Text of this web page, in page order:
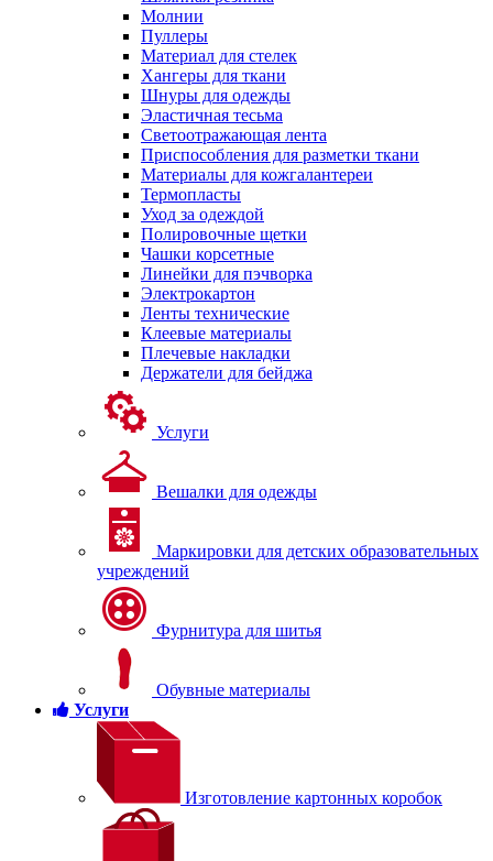
Молнии
Пуллеры
Материал для стелек
Хангеры для ткани
Шнуры для одежды
Эластичная тесьма
Светоотражающая лента
Приспособления для разметки ткани
Материалы для кожгалантереи
Термопласты
Уход за одеждой
Полировочные щетки
Чашки корсетные
Линейки для пэчворка
Электрокартон
Ленты технические
Клеевые материалы
Плечевые накладки
Держатели для бейджа
Услуги
Вешалки для одежды
Маркировки для детских образовательных
учреждений
Фурнитура для шитья
Обувные материалы
Услуги
Изготовление картонных коробок